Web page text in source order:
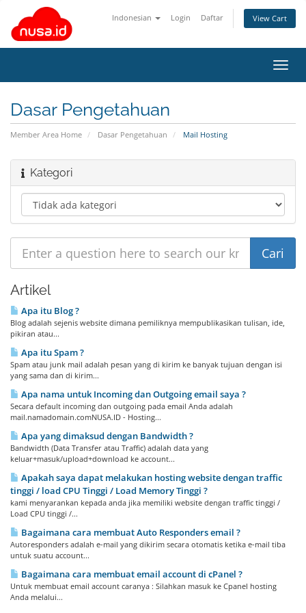
Indonesian Login Daftar View Cart
Dasar Pengetahuan
Member Area Home Dasar Pengetahuan Mail Hosting
Kategori
Artikel
Apa itu Blog ?
Blog adalah sejenis website dimana pemiliknya mempublikasikan tulisan, ide,
pikiran atau...
Apa itu Spam ?
Spam atau junk mail adalah pesan yang di kirim ke banyak tujuan dengan isi
yang sama dan di kirim...
Apa nama untuk Incoming dan Outgoing email saya ?
Secara default incoming dan outgoing pada email Anda adalah
mail.namadomain.comNUSA.ID - Hosting...
Apa yang dimaksud dengan Bandwidth ?
Bandwidth (Data Transfer atau Traffic) adalah data yang
keluar+masuk/upload+download ke account...
Apakah saya dapat melakukan hosting website dengan traffic
tinggi / load CPU Tinggi / Load Memory Tinggi ?
kami menyarankan kepada anda jika memiliki website dengan traffic tinggi /
Load CPU tinggi /...
Bagaimana cara membuat Auto Responders email ?
Autoresponders adalah e-mail yang dikirim secara otomatis ketika e-mail tiba
untuk suatu account...
Bagaimana cara membuat email account di cPanel ?
Untuk membuat email account caranya : Silahkan masuk ke Cpanel hosting
Anda melalui...